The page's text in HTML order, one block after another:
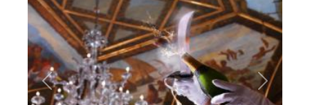
Zurück Weiter